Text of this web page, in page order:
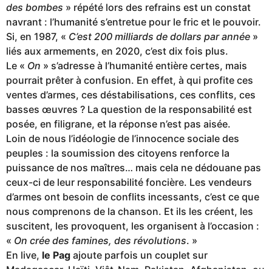
des bombes » répété lors des refrains est un constat
navrant : l’humanité s’entretue pour le fric et le pouvoir.
Si, en 1987, « C’est 200 milliards de dollars par année »
liés aux armements, en 2020, c’est dix fois plus.
Le « On » s’adresse à l’humanité entière certes, mais
pourrait prêter à confusion. En effet, à qui profite ces
ventes d’armes, ces déstabilisations, ces conflits, ces
basses œuvres ? La question de la responsabilité est
posée, en filigrane, et la réponse n’est pas aisée.
Loin de nous l’idéologie de l’innocence sociale des
peuples : la soumission des citoyens renforce la
puissance de nos maîtres… mais cela ne dédouane pas
ceux-ci de leur responsabilité foncière. Les vendeurs
d’armes ont besoin de conflits incessants, c’est ce que
nous comprenons de la chanson. Et ils les créent, les
suscitent, les provoquent, les organisent à l’occasion :
« On crée des famines, des révolutions. »
En live, le Pag ajoute parfois un couplet sur